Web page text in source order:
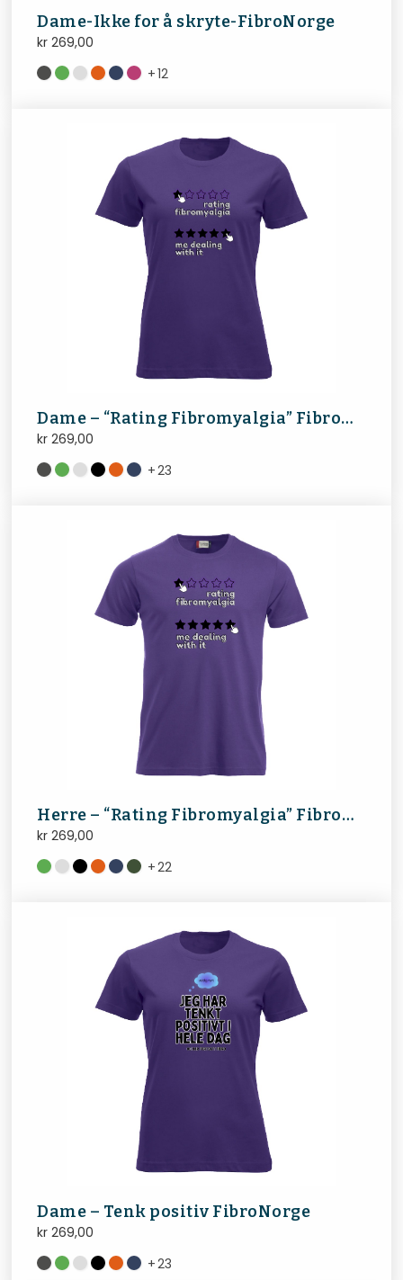
Dame-Ikke for å skryte-FibroNorge
kr 269,00
+12
Dame – “Rating Fibromyalgia” FibroNorge
kr 269,00
+23
Herre – “Rating Fibromyalgia” FibroNorge
kr 269,00
+22
Dame – Tenk positiv FibroNorge
kr 269,00
+23